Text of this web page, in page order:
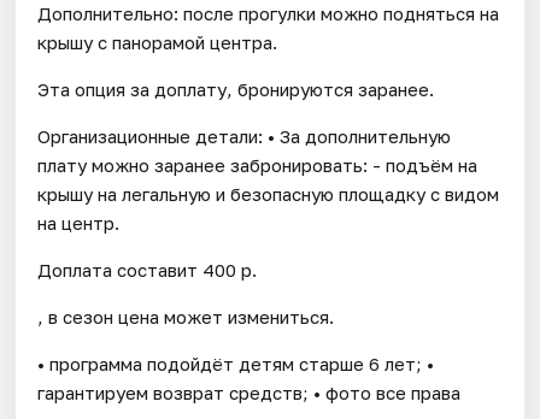
Дополнительно: после прогулки можно подняться на
крышу с панорамой центра.
Эта опция за доплату, бронируются заранее.
Организационные детали: • За дополнительную
плату можно заранее забронировать: - подъём на
крышу на легальную и безопасную площадку с видом
на центр.
Доплата составит 400 р.
, в сезон цена может измениться.
• программа подойдёт детям старше 6 лет; •
гарантируем возврат средств; • фото все права